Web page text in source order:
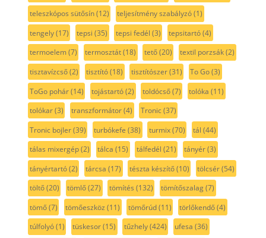
teleszkópos sütősín(12) teljesítmény szabályzó(1)
tengely(17) tepsi (35) tepsi fedél (3) tepsitartó(4)
termoelem(7) termosztát(18) tető(20) textil porzsák(2)
tisztavízcső(2) tisztító(18) tisztítószer(31) To Go(3)
ToGo pohár(14) tojástartó(2) toldócső(7) tolóka (11)
tolókar(3) transzformátor(4) Tronic(37)
Tronic bojler(39) turbókefe (38) turmix(70) tál (44)
tálas mixergép(2) tálca (15) tálfedél (21) tányér(3)
tányértartó(2) tárcsa (17) tészta készítő(10) tölcsér(54)
töltő(20) tömlő(27) tömítés (132) tömítőszalag(7)
tömő(7) tömőeszköz (11) tömőrúd(11) törlőkendő(4)
túlfolyó(1) tüskesor(15) tűzhely(424) ufesa (36)